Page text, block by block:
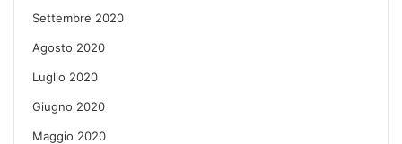
Settembre 2020
Agosto 2020
Luglio 2020
Giugno 2020
Maggio 2020